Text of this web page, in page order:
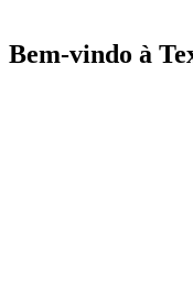
Bem-vindo à